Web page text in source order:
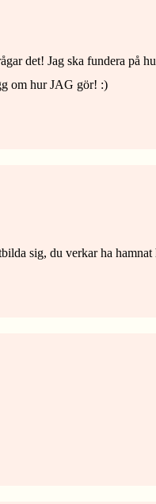
det! Jag ska fundera på
om hur JAG gör! :)
sig, du verkar ha hamnat